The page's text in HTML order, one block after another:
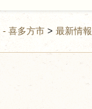
- 喜多方市 > 最新情報